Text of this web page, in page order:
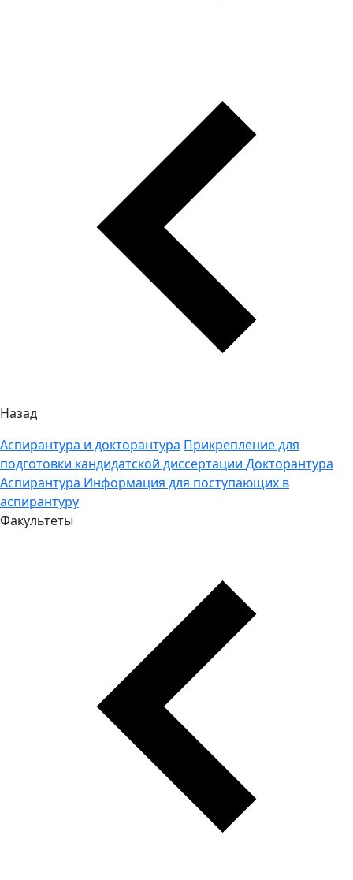
Назад
Аспирантура и докторантура Прикрепление для
подготовки кандидатской диссертации Докторантура
Аспирантура Информация для поступающих в
аспирантуру
Факультеты